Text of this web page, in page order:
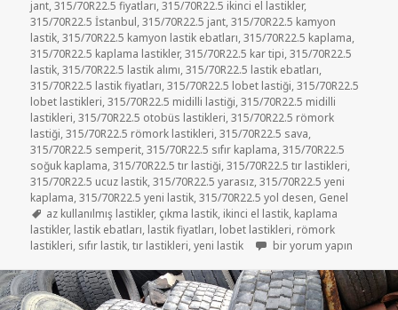
jant,315/70R22.5 fiyatları,315/70R22.5 ikinci el lastikler,
315/70R22.5 İstanbul,315/70R22.5 jant,315/70R22.5 kamyon
lastik,315/70R22.5 kamyon lastik ebatları,315/70R22.5 kaplama,
315/70R22.5 kaplama lastikler,315/70R22.5 kar tipi,315/70R22.5
lastik,315/70R22.5 lastik alımı,315/70R22.5 lastik ebatları,
315/70R22.5 lastik fiyatları,315/70R22.5 lobet lastiği,315/70R22.5
lobet lastikleri,315/70R22.5 midilli lastiği,315/70R22.5 midilli
lastikleri,315/70R22.5 otobüs lastikleri,315/70R22.5 römork
lastiği,315/70R22.5 römork lastikleri,315/70R22.5 sava,
315/70R22.5 semperit,315/70R22.5 sıfır kaplama,315/70R22.5
soğuk kaplama,315/70R22.5 tır lastiği,315/70R22.5 tır lastikleri,
315/70R22.5 ucuz lastik,315/70R22.5 yarasız,315/70R22.5 yeni
kaplama,315/70R22.5 yeni lastik,315/70R22.5 yol desen, Genel
Etiketler
az kullanılmış lastikler, çıkma lastik, ikinci el lastik, kaplama
lastikler, lastik ebatları, lastik fiyatları, lobet lastikleri, römork
lastikleri, sıfır lastik,tır lastikleri,yeni lastik SATILIK 315 70R22.5 AZ
bir yorum yapın